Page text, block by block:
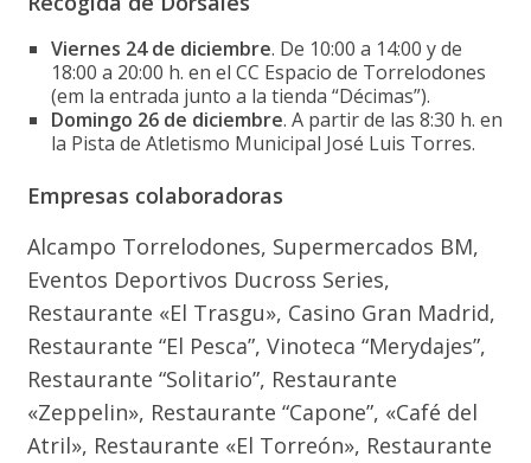
Viernes 24 de diciembre. De 10:00 a 14:00 y de
18:00 a 20:00 h. en el CC Espacio de Torrelodones
(em la entrada junto a la tienda “Décimas”).
Domingo 26 de diciembre. A partir de las 8:30 h. en
la Pista de Atletismo Municipal José Luis Torres.
Empresas colaboradoras
Alcampo Torrelodones, Supermercados BM,
Eventos Deportivos Ducross Series,
Restaurante «El Trasgu», Casino Gran Madrid,
Restaurante “El Pesca”, Vinoteca “Merydajes”,
Restaurante “Solitario”, Restaurante
«Zeppelin», Restaurante “Capone”, «Café del
Atril», Restaurante «El Torreón», Restaurante